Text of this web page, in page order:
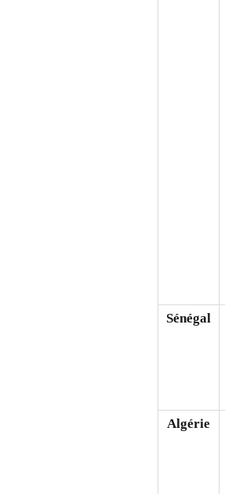
Sénégal
Algérie